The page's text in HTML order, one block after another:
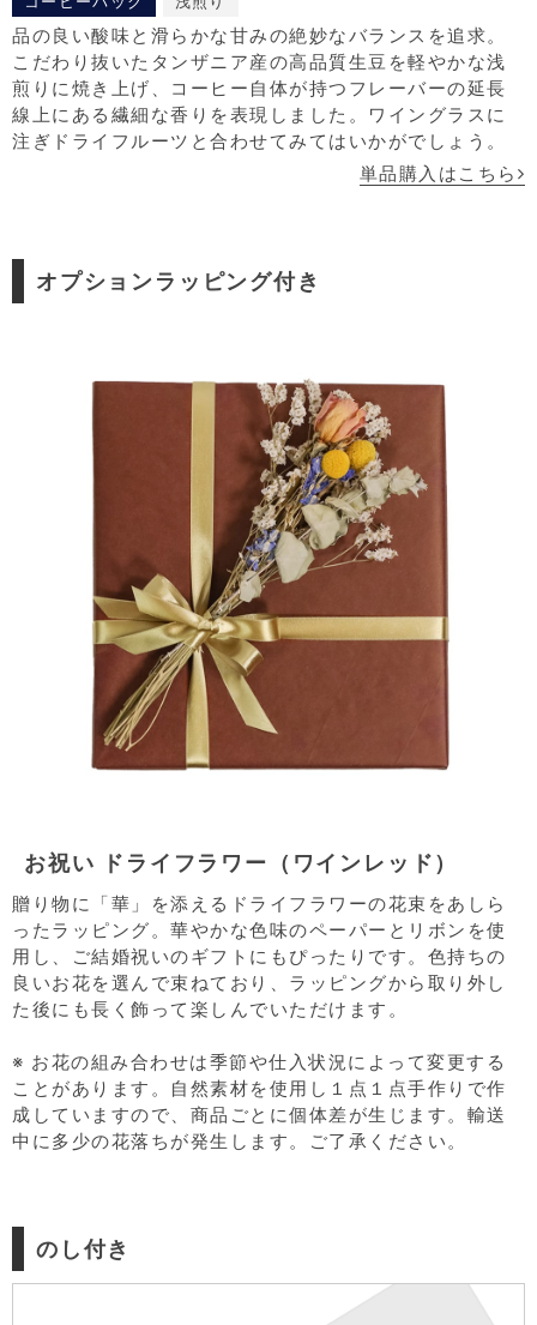
品の良い酸味と滑らかな甘みの絶妙なバランスを追求。
こだわり抜いたタンザニア産の高品質生豆を軽やかな浅
煎りに焼き上げ、コーヒー自体が持つフレーバーの延長
線上にある繊細な香りを表現しました。ワイングラスに
注ぎドライフルーツと合わせてみてはいかがでしょう。
単品購入はこちら
オプションラッピング付き
お祝い ドライフラワー（ワインレッド）
贈り物に「華」を添えるドライフラワーの花束をあしら
ったラッピング。華やかな色味のペーパーとリボンを使
用し、ご結婚祝いのギフトにもぴったりです。色持ちの
良いお花を選んで束ねており、ラッピングから取り外し
た後にも長く飾って楽しんでいただけます。
※ お花の組み合わせは季節や仕入状況によって変更する
ことがあります。自然素材を使用し１点１点手作りで作
成していますので、商品ごとに個体差が生じます。輸送
中に多少の花落ちが発生します。ご了承ください。
のし付き